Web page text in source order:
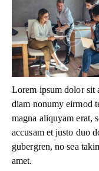
Lorem ipsum dolor sit
diam nonumy eirmod
magna aliquyam erat,
accusam et justo duo
gubergren, no sea
amet.